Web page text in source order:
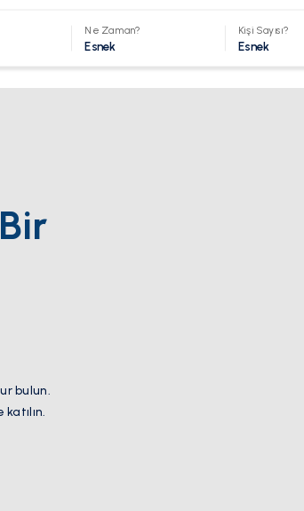
Ne Zaman?
Esnek
Kişi Sayısı?
Esnek
bulun.